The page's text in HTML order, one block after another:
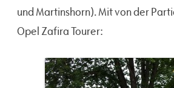
und Martinshorn). Mit von der
Opel Zafira Tourer: